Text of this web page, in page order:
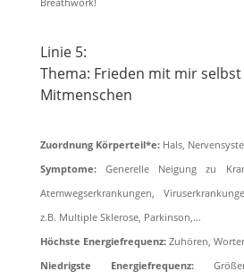
Linie 5:
Thema: Frieden mit mir
Mitmenschen
Zuordnung Körperteil*e:Hals,
Symptome:Generelle Neigung zu
Atemwegserkrankungen,
z.B. Multiple Sklerose, Parkinson,…
Höchste Energiefrequenz:Zuhören,
Niedrigste Energiefrequenz: